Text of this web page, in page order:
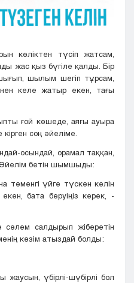
көліктен түсіп жатсам,
жас қыз бүгіле қалды. Бір
шылым шегіп тұрсам,
келе жатыр екен, тағы
ғой көшеде, аяғы ауыра
соң әйеліме.
осындай, орамал таққан,
бетін шымшыды:
төменгі үйге түскен келін
бата беруіңіз керек, -
сәлем салдырып жіберетін
көзім атыздай болды:
үбірлі-шүбірлі бол